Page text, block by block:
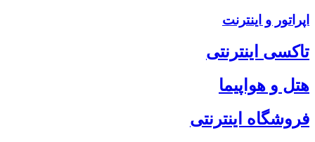
اپراتور و اینترنت
تاکسی اینترنتی
هتل و هواپیما
فروشگاه اینترنتی